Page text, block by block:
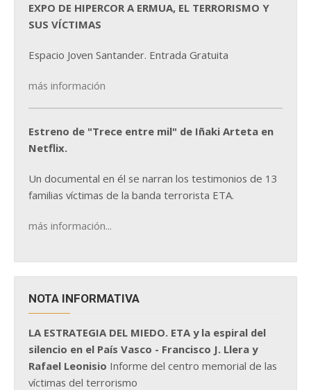
EXPO DE HIPERCOR A ERMUA, EL TERRORISMO Y
SUS VÍCTIMAS
Espacio Joven Santander. Entrada Gratuita
más información
Estreno de "Trece entre mil" de Iñaki Arteta en
Netflix.
Un documental en él se narran los testimonios de 13
familias víctimas de la banda terrorista ETA.
más información...
NOTA INFORMATIVA
LA ESTRATEGIA DEL MIEDO. ETA y la espiral del
silencio en el País Vasco - Francisco J. Llera y
Rafael Leonisio Informe del centro memorial de las
víctimas del terrorismo